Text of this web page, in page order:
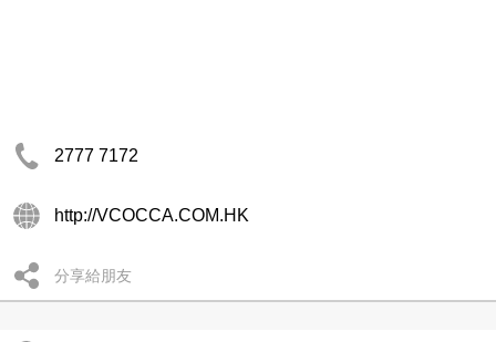
2777 7172
http://VCOCCA.COM.HK
分享給朋友